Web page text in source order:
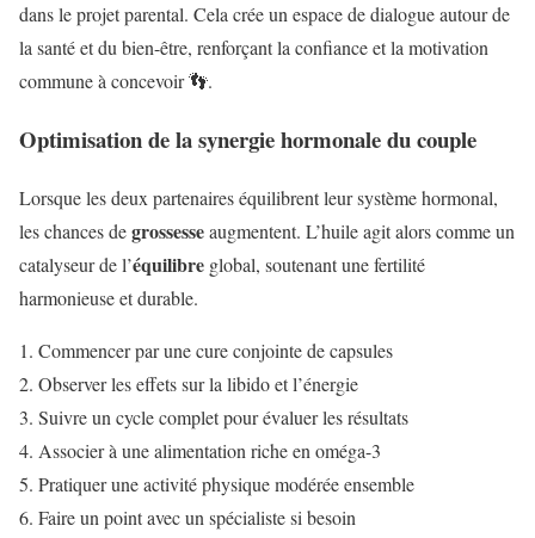
dans le projet parental. Cela crée un espace de dialogue autour de
la santé et du bien-être, renforçant la confiance et la motivation
commune à concevoir 👣.
Optimisation de la synergie hormonale du couple
Lorsque les deux partenaires équilibrent leur système hormonal,
les chances degrossesseaugmentent. L’huile agit alors comme un
catalyseur de l’équilibre global, soutenant une fertilité
harmonieuse et durable.
Commencer par une cure conjointe de capsules
Observer les effets sur la libido et l’énergie
Suivre un cycle complet pour évaluer les résultats
Associer à une alimentation riche en oméga-3
Pratiquer une activité physique modérée ensemble
Faire un point avec un spécialiste si besoin